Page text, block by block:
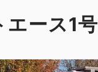
エース1号